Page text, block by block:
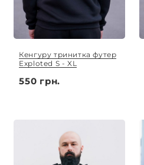
Кенгуру тринитка футер
Exploted S - XL
550 грн.